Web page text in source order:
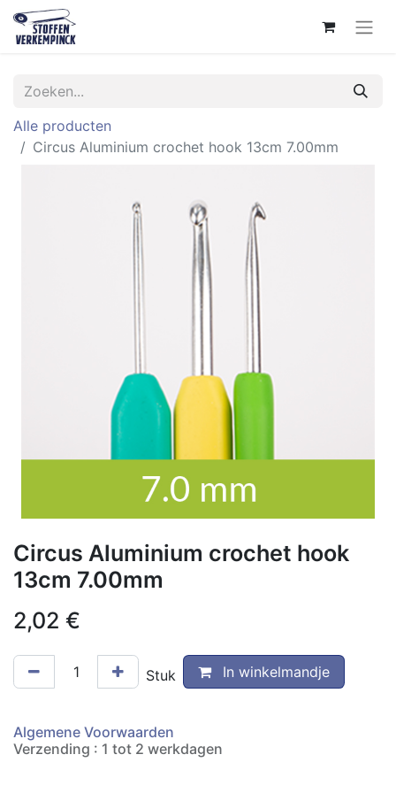
Alle producten
Circus Aluminium crochet hook 13cm 7.00mm
Circus Aluminium crochet hook
13cm 7.00mm
2,02 €
Stuk In winkelmandje
Algemene Voorwaarden
Verzending : 1 tot 2 werkdagen